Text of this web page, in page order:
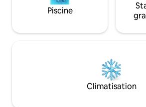
Piscine
Climatisation